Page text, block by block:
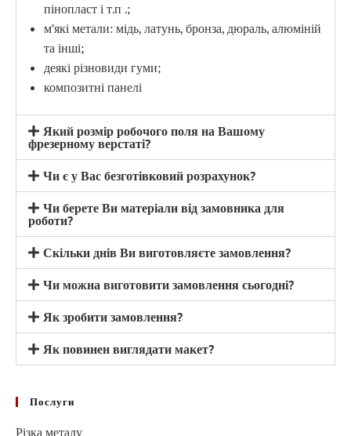
пінопласт і т.п .;
м’які метали: мідь, латунь, бронза, дюраль, алюміній
та інші;
деякі різновиди гуми;
композитні панелі
Який розмір робочого поля на Вашому
фрезерному верстаті?
Чи є у Вас безготівковий розрахунок?
Чи берете Ви матеріали від замовника для
роботи?
Скільки днів Ви виготовляєте замовлення?
Чи можна виготовити замовлення сьогодні?
Як зробити замовлення?
Як повинен виглядати макет?
Послуги
Різка металу